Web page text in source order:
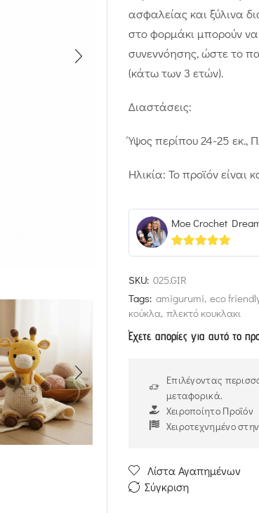
ασφαλείας και ξύλινα
στο φορμάκι μπορούν
συνεννόησης, ώστε το
(κάτω των 3 ετών).
Διαστάσεις:
Ύψος περίπου 24-25 εκ.,
Ηλικία: Το προϊόν
Moe Crochet
5out of 5
SKU: 025.GIR
Tags: amigurumi, eco
κούκλα, πλεκτό κουκλακι
Έχετε απορίες για αυτό το
Επιλέγοντας
μεταφορικά.
Χειροποίητο Προϊόν
Χειροτεχνημένο
Λίστα Αγαπημένων
Σύγκριση